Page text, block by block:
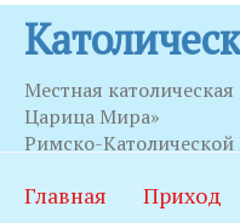
Местная
Царица Мира»
Римско-
Главная Приход
Часы